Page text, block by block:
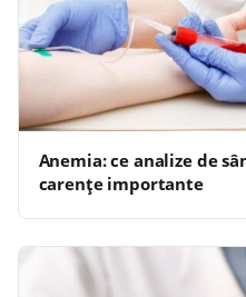
Anemia: ce analize de
carențe importante